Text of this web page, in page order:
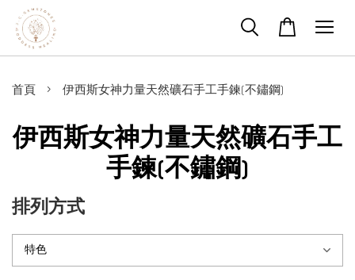
首頁 › 伊西斯女神力量天然礦石手工手鍊(不鏽鋼)
伊西斯女神力量天然礦石手工
手鍊(不鏽鋼)
排列方式